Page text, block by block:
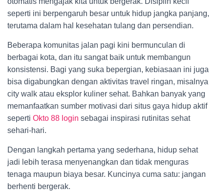
seperti ini berpengaruh besar untuk hidup jangka panjang,
terutama dalam hal kesehatan tulang dan persendian.
Beberapa komunitas jalan pagi kini bermunculan di
berbagai kota, dan itu sangat baik untuk membangun
konsistensi. Bagi yang suka bepergian, kebiasaan ini juga
bisa digabungkan dengan aktivitas travel ringan, misalnya
city walk atau eksplor kuliner sehat. Bahkan banyak yang
memanfaatkan sumber motivasi dari situs gaya hidup aktif
seperti Okto 88 login sebagai inspirasi rutinitas sehat
sehari-hari.
Dengan langkah pertama yang sederhana, hidup sehat
jadi lebih terasa menyenangkan dan tidak menguras
tenaga maupun biaya besar. Kuncinya cuma satu: jangan
berhenti bergerak.